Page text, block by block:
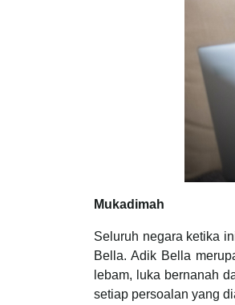
Mukadimah
Seluruh negara ketika
Bella. Adik Bella
lebam, luka bernanah
setiap persoalan yang